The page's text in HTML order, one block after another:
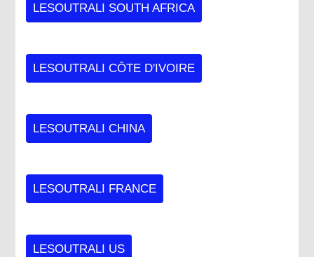
LESOUTRALI SOUTH AFRICA
LESOUTRALI CÔTE D'IVOIRE
LESOUTRALI CHINA
LESOUTRALI FRANCE
LESOUTRALI US